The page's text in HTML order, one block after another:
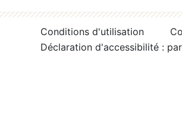
Conditions d'utilisation
Déclaration d'accessibilité :